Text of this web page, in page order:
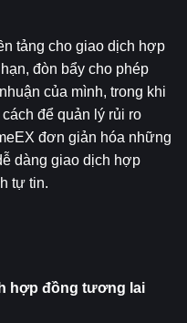
tảng cho giao dịch hợp
đòn bẩy cho phép
của mình, trong khi
để quản lý rủi ro
đơn giản hóa những
dàng giao dịch hợp
tự tin.
hợp đồng tương lai